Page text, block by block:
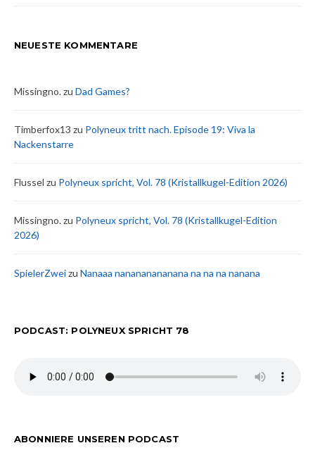
NEUESTE KOMMENTARE
Missingno.zu Dad Games?
Timberfox13 zu Polyneux tritt nach. Episode 19: Viva la
Nackenstarre
Flussel zu Polyneux spricht, Vol. 78 (Kristallkugel-Edition 2026)
Missingno.zu Polyneux spricht, Vol. 78 (Kristallkugel-Edition
2026)
SpielerZweizu Nanaaa nanananananana na na na nanana
PODCAST: POLYNEUX SPRICHT 78
ABONNIERE UNSEREN PODCAST